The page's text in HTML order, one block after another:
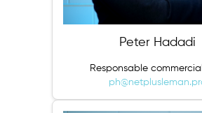
Peter Hadadi
Responsable